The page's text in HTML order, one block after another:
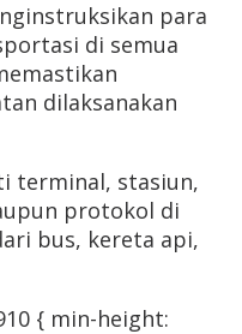
para
di semua
dilaksanakan
terminal, stasiun,
protokol di
bus, kereta api,
{ min-height: